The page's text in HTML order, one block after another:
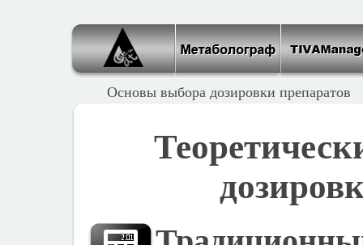
Основы выбора дозировки препаратов